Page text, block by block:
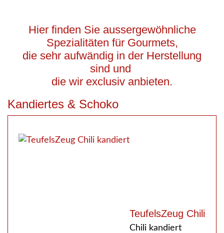
Hier finden Sie aussergewöhnliche
Spezialitäten für Gourmets,
die sehr aufwändig in der Herstellung
sind und
die wir exclusiv anbieten.
Kandiertes & Schoko
TeufelsZeug Chili
Chili kandiert